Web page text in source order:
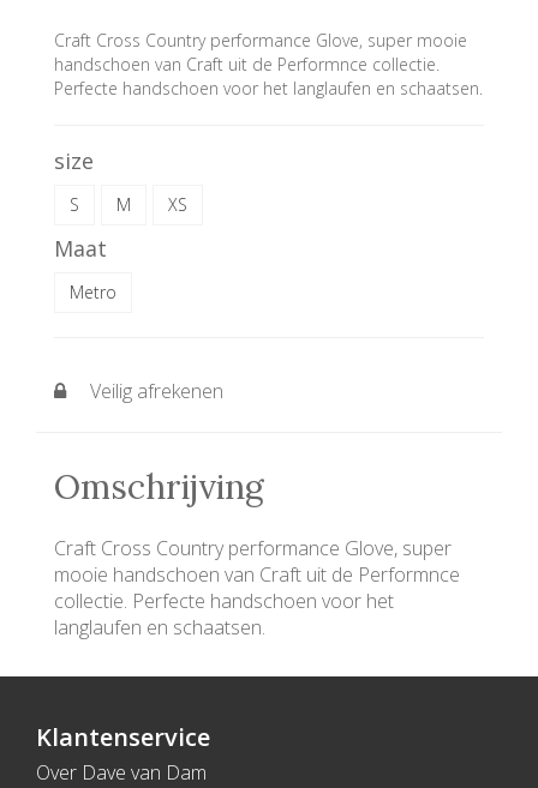
Craft Cross Country performance Glove, super mooie
handschoen van Craft uit de Performnce collectie.
Perfecte handschoen voor het langlaufen en schaatsen.
size
S M XS
Maat
Metro
Veilig afrekenen
Omschrijving
Craft Cross Country performance Glove, super
mooie handschoen van Craft uit de Performnce
collectie. Perfecte handschoen voor het
langlaufen en schaatsen.
Klantenservice
Over Dave van Dam